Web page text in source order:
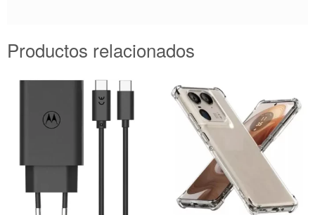
Productos relacionados